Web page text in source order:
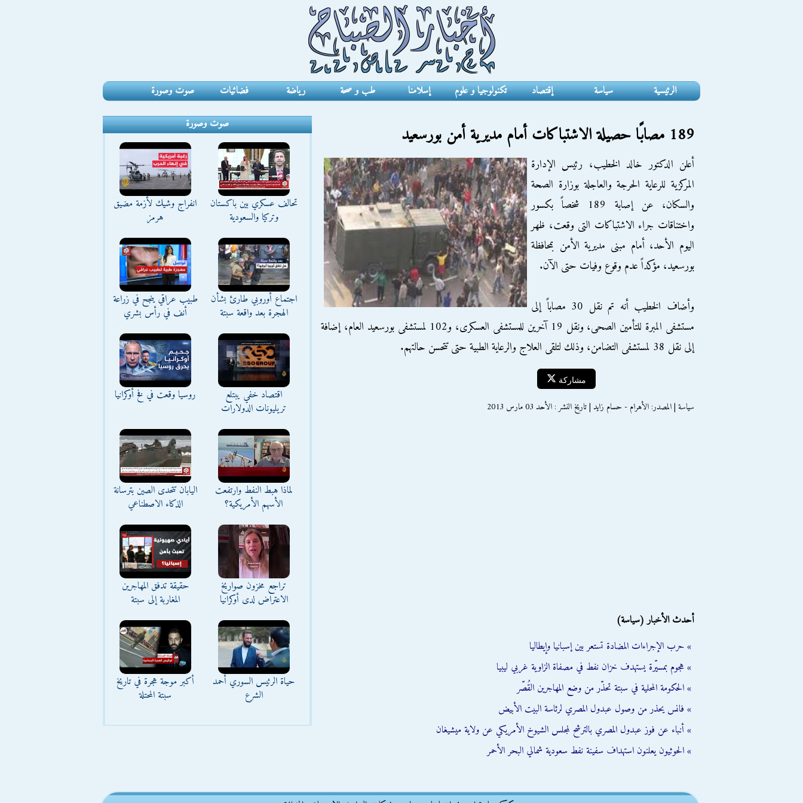
الرئيسية سياسة إقتصاد تكنولوجيا و علوم إسلامنا طب و صحة رياضة فضائيات صوت وصورة
189 مصابًا حصيلة الاشتباكات أمام مديرية أمن بورسعيد
أعلن الدكتور خالد الخطيب، رئيس الإدارة
المركزية للرعاية الحرجة والعاجلة بوزارة الصحة
والسكان، عن إصابة 189 شخصاً بكسور
واختناقات جراء الاشتباكات التى وقعت، ظهر
اليوم الأحد، أمام مبنى مديرية الأمن بمحافظة
بورسعيد، مؤكداً عدم وقوع وفيات حتى الآن.
وأضاف الخطيب أنه تم نقل 30 مصاباً إلى
مستشفى المبرة للتأمين الصحى، ونقل 19 آخرين للمستشفى العسكرى، و102 لمستشفى بورسعيد العام، إضافة
إلى نقل 38 لمستشفى التضامن، وذلك لتلقى العلاج والرعاية الطبية حتى تتحسن حالتهم.
مشاركة
سياسة | المصدر: الأهرام - حسام زايد | تاريخ النشر : الأحد 03 مارس 2013
أحدث الأخبار (سياسة)
» حرب الإجراءات المضادة تستعر بين إسبانيا وإيطاليا
» هجوم بمسيّرة يستهدف خزان نفط في مصفاة الزاوية غربي ليبيا
» الحكومة المحلية في سبتة تحذّر من وضع المهاجرين القُصّر
» فانس يحذر من وصول عبدول المصري لرئاسة البيت الأبيض
» أنباء عن فوز عبدول المصري بالترشح لمجلس الشيوخ الأمريكي عن ولاية ميشيغان
» الحوثيون يعلنون استهداف سفينة نفط سعودية شمالي البحر الأحمر
صوت وصورة
تحالف عسكري بين باكستان
وتركيا والسعودية
انفراج وشيك لأزمة مضيق
هرمز
اجتماع أوروبي طارئ بشأن
الهجرة بعد واقعة سبتة
طبيب عراقي ينجح في زراعة
أنف في رأس بشري
اقتصاد خفي يبتلع
تريليونات الدولارات
روسيا وقعت في فخ أوكرانيا
لماذا هبط النفط وارتفعت
الأسهم الأمريكية؟
اليابان تتحدى الصين بترسانة
الذكاء الاصطناعي
تراجع مخزون صواريخ
الاعتراض لدى أوكرانيا
حقيقة تدفق المهاجرين
المغاربة إلى سبتة
حياة الرئيس السوري أحمد
الشرع
أكبر موجة هجرة في تاريخ
سبتة المحتلة